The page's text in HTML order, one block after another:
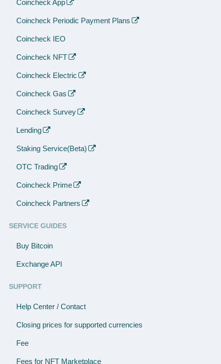
Coincheck App
Coincheck Periodic Payment Plans
Coincheck IEO
Coincheck NFT
Coincheck Electric
Coincheck Gas
Coincheck Survey
Lending
Staking Service(Beta)
OTC Trading
Coincheck Prime
Coincheck Partners
SERVICE GUIDES
Buy Bitcoin
Exchange API
SUPPORT
Help Center / Contact
Closing prices for supported currencies
Fee
Fees for NFT Marketplace